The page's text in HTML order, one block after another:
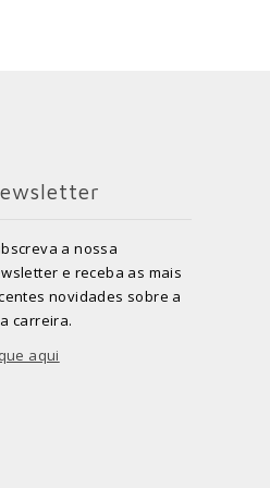
a nossa
e receba as mais
novidades sobre a
carreira.
aqui